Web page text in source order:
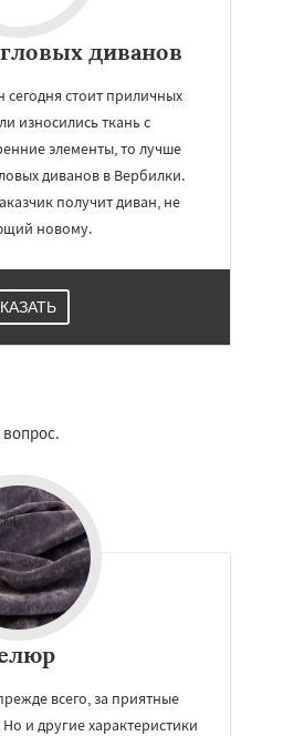
диванов
стоит приличных
износились ткань с
элементы, то лучше
диванов в Вербилки.
получит диван, не
новому.
всего, за приятные
и другие характеристики